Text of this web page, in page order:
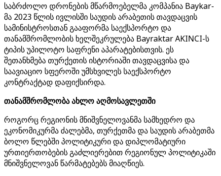
საბრძოლო დრონების მწარმოებელმა კომპანია Baykar-
მა 2023 წლის ივლისში საუდის არაბეთის თავდაცვის
სამინისტროსთან გააფორმა საექსპორტო და
თანამშრომლობის ხელშეკრულება Bayraktar AKINCI-ს
ტიპის უპილოტო საფრენი აპარატებისთვის. ეს
შეთანხმება თურქეთის ისტორიაში თავდაცვისა და
საავიაციო სფეროში უმსხვილეს საექსპორტო
კონტრაქტად დაფიქსირდა.
თანამშრომლობა ახლო აღმოსავლეთში
როგორც რეგიონის მნიშვნელოვანმა სამხედრო და
ეკონომიკურმა ძალებმა, თურქეთმა და საუდის არაბეთმა
ბოლო წლებში პოლიტიკური და დიპლომატიური
ურთიერთობების გაძლიერებით რეგიონულ პოლიტიკაში
მნიშვნელოვან წარმატებებს მიაღწიეს.